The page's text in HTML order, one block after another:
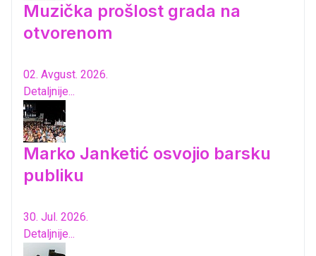
Muzička prošlost grada na
otvorenom
02. Avgust. 2026.
Detaljnije...
Marko Janketić osvojio barsku
publiku
30. Jul. 2026.
Detaljnije...